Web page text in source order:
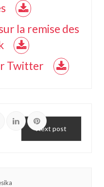
la remise des
Twitter
Next post